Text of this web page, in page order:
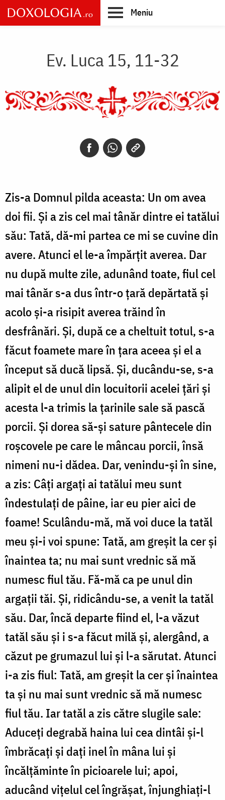
Skip
to
main
Meniu
Ev. Luca 15, 11-32
Zis-a Domnul pilda aceasta: Un om avea
doi fii. Și a zis cel mai tânăr dintre ei tatălui
său: Tată, dă-mi partea ce mi se cuvine din
avere. Atunci el le-a împărțit averea. Dar
nu după multe zile, adunând toate, fiul cel
mai tânăr s-a dus într-o țară depărtată și
acolo și-a risipit averea trăind în
desfrânări. Și, după ce a cheltuit totul, s-a
făcut foamete mare în țara aceea și el a
început să ducă lipsă. Și, ducându-se, s-a
alipit el de unul din locuitorii acelei țări și
acesta l-a trimis la țarinile sale să pască
porcii. Și dorea să-și sature pântecele din
roșcovele pe care le mâncau porcii, însă
nimeni nu-i dădea. Dar, venindu-și în sine,
a zis: Câți argați ai tatălui meu sunt
îndestulați de pâine, iar eu pier aici de
foame! Sculându-mă, mă voi duce la tatăl
meu și-i voi spune: Tată, am greșit la cer și
înaintea ta; nu mai sunt vrednic să mă
numesc fiul tău. Fă-mă ca pe unul din
argații tăi. Și, ridicându-se, a venit la tatăl
său. Dar, încă departe fiind el, l-a văzut
tatăl său și i s-a făcut milă și, alergând, a
căzut pe grumazul lui și l-a sărutat. Atunci
i-a zis fiul: Tată, am greșit la cer și înaintea
ta și nu mai sunt vrednic să mă numesc
fiul tău. Iar tatăl a zis către slugile sale:
Aduceți degrabă haina lui cea dintâi și-l
îmbrăcați și dați inel în mâna lui și
încălțăminte în picioarele lui; apoi,
aducând vițelul cel îngrășat, înjunghiați-l